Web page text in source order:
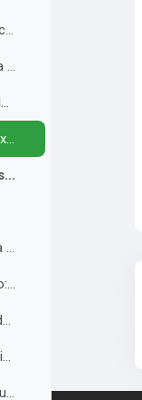
Quem são os alunos da educação inclusiva.
As principais barreiras para a inclusão.
Materiais para estudo complementar - Módulo 3.
Compartilhando Saberes e Experiências. 2
Módulo 4: Monitoria de ensino inclusiva no processo formativo de estudantes com Necessidades Educacionais Específicas - NEE no contexto da Educação Profissional e Tecnológica.
Monitoria de ensino inclusiva junto a estudante com Necessidades Educacionais Específicas - NEE no contexto da Educação Profissional e Tecnológica.
Monitoria de Ensino Inclusivo: Conceitos e Objetivos.
Contribuições da Monitoria de ensino inclusiva para o estudante com Necessidades Educacionais Específicas.
Glossário - Monitoria de ensino e educação inclusiva.
Materiais para estudo - Módulo 4.